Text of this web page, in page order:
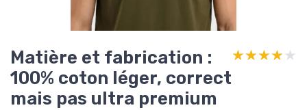
Matière et fabrication :
100% coton léger, correct
mais pas ultra premium
★★★★★
★★★★★